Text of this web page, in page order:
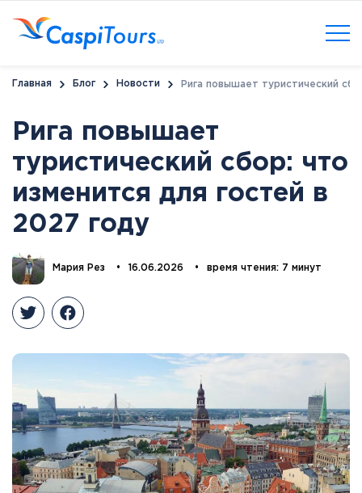
Главная Блог Новости Рига повышает туристический
Рига повышает
туристический сбор: что
изменится для гостей в
2027 году
Мария Рез • 16.06.2026 • время чтения: 7 минут